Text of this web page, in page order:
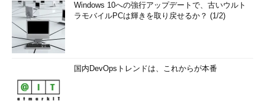
Windows 10への強行アップデートで、古いウルト
ラモバイルPCは輝きを取り戻せるか？ (1/2)
国内DevOpsトレンドは、これからが本番